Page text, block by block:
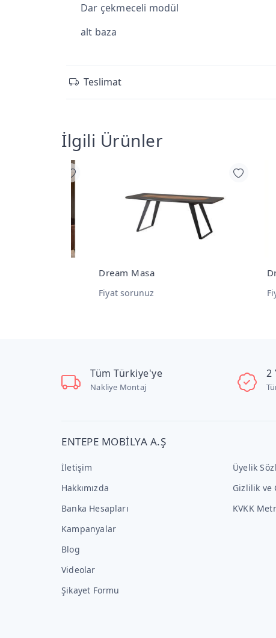
Dar çekmeceli modül
alt baza
Teslimat
İlgili Ürünler
Dream Masa
Fiyat sorunuz Fiyat
Tüm Türkiye'ye
Nakliye Montaj
2
ENTEPE MOBİLYA A.Ş
İletişim
Hakkımızda
Banka Hesapları
Kampanyalar
Blog
Videolar
Şikayet Formu
Üyelik
Gizlilik ve
KVKK